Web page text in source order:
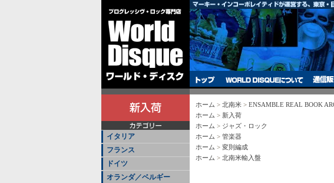
イタリア
フランス
ドイツ
オランダ／ベルギー
ホーム > 北南米 > ENSAMBLE REAL BOOK
ホーム > 新入荷
ホーム > ジャズ・ロック
ホーム > 管楽器
ホーム > 変則編成
ホーム > 北南米輸入盤